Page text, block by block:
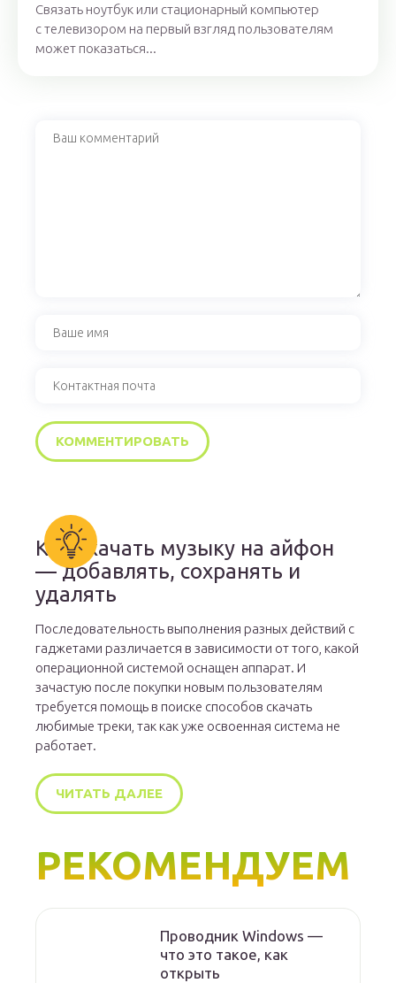
Связать ноутбук или стационарный компьютер
с телевизором на первый взгляд пользователям
может показаться...
Как скачать музыку на айфон
— добавлять, сохранять и
удалять
Последовательность выполнения разных действий с
гаджетами различается в зависимости от того, какой
операционной системой оснащен аппарат. И
зачастую после покупки новым пользователям
требуется помощь в поиске способов скачать
любимые треки, так как уже освоенная система не
работает.
ЧИТАТЬ ДАЛЕЕ
РЕКОМЕНДУЕМ
Проводник Windows —
что это такое, как
открыть